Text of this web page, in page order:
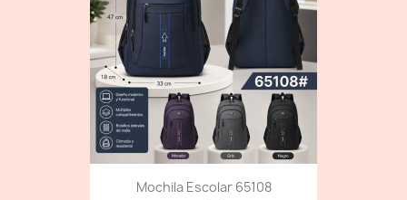
Mochila Escolar 65108